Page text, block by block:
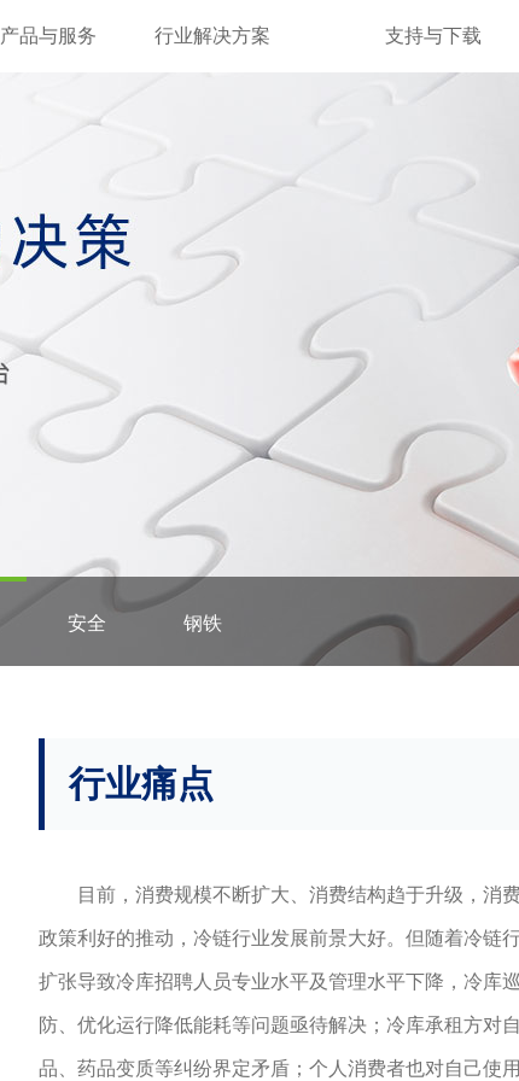
产品与服务 行业解决方案 支持与下载
安全 钢铁
行业痛点
目前，消费规模不断扩大、消费结构趋于升级，消
政策利好的推动，冷链行业发展前景大好。但随着冷链
扩张导致冷库招聘人员专业水平及管理水平下降，冷库
防、优化运行降低能耗等问题亟待解决；冷库承租方对
品、药品变质等纠纷界定矛盾；个人消费者也对自己使